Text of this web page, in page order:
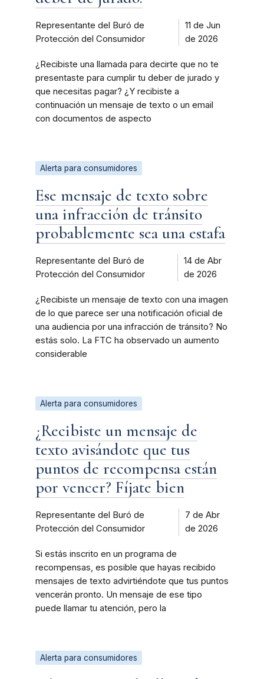
Representante del Buró de
Protección del Consumidor
11 de Jun
de 2026
¿Recibiste una llamada para decirte que no te
presentaste para cumplir tu deber de jurado y
que necesitas pagar? ¿Y recibiste a
continuación un mensaje de texto o un email
con documentos de aspecto
Alerta para consumidores
Ese mensaje de texto sobre
una infracción de tránsito
probablemente sea una estafa
Representante del Buró de
Protección del Consumidor
14 de Abr
de 2026
¿Recibiste un mensaje de texto con una imagen
de lo que parece ser una notificación oficial de
una audiencia por una infracción de tránsito? No
estás solo. La FTC ha observado un aumento
considerable
Alerta para consumidores
¿Recibiste un mensaje de
texto avisándote que tus
puntos de recompensa están
por vencer? Fíjate bien
Representante del Buró de
Protección del Consumidor
7 de Abr
de 2026
Si estás inscrito en un programa de
recompensas, es posible que hayas recibido
mensajes de texto advirtiéndote que tus puntos
vencerán pronto. Un mensaje de ese tipo
puede llamar tu atención, pero la
Alerta para consumidores